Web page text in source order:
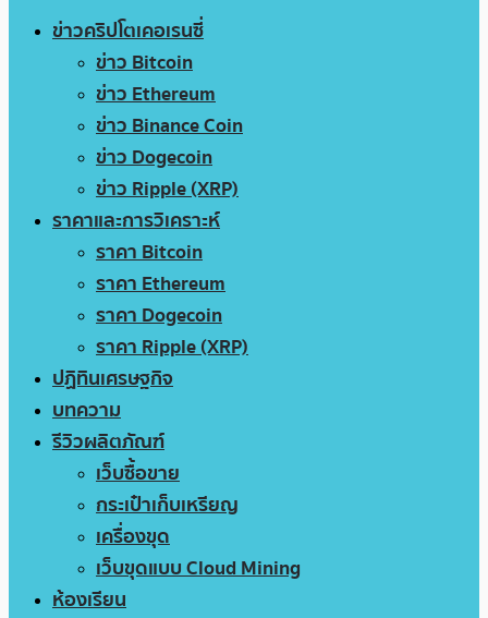
ข่าวคริปโตเคอเรนซี่
ข่าว Bitcoin
ข่าว Ethereum
ข่าว Binance Coin
ข่าว Dogecoin
ข่าว Ripple (XRP)
ราคาและการวิเคราะห์
ราคา Bitcoin
ราคา Ethereum
ราคา Dogecoin
ราคา Ripple (XRP)
ปฏิทินเศรษฐกิจ
บทความ
รีวิวผลิตภัณฑ์
เว็บซื้อขาย
กระเป๋าเก็บเหรียญ
เครื่องขุด
เว็บขุดแบบ Cloud Mining
ห้องเรียน